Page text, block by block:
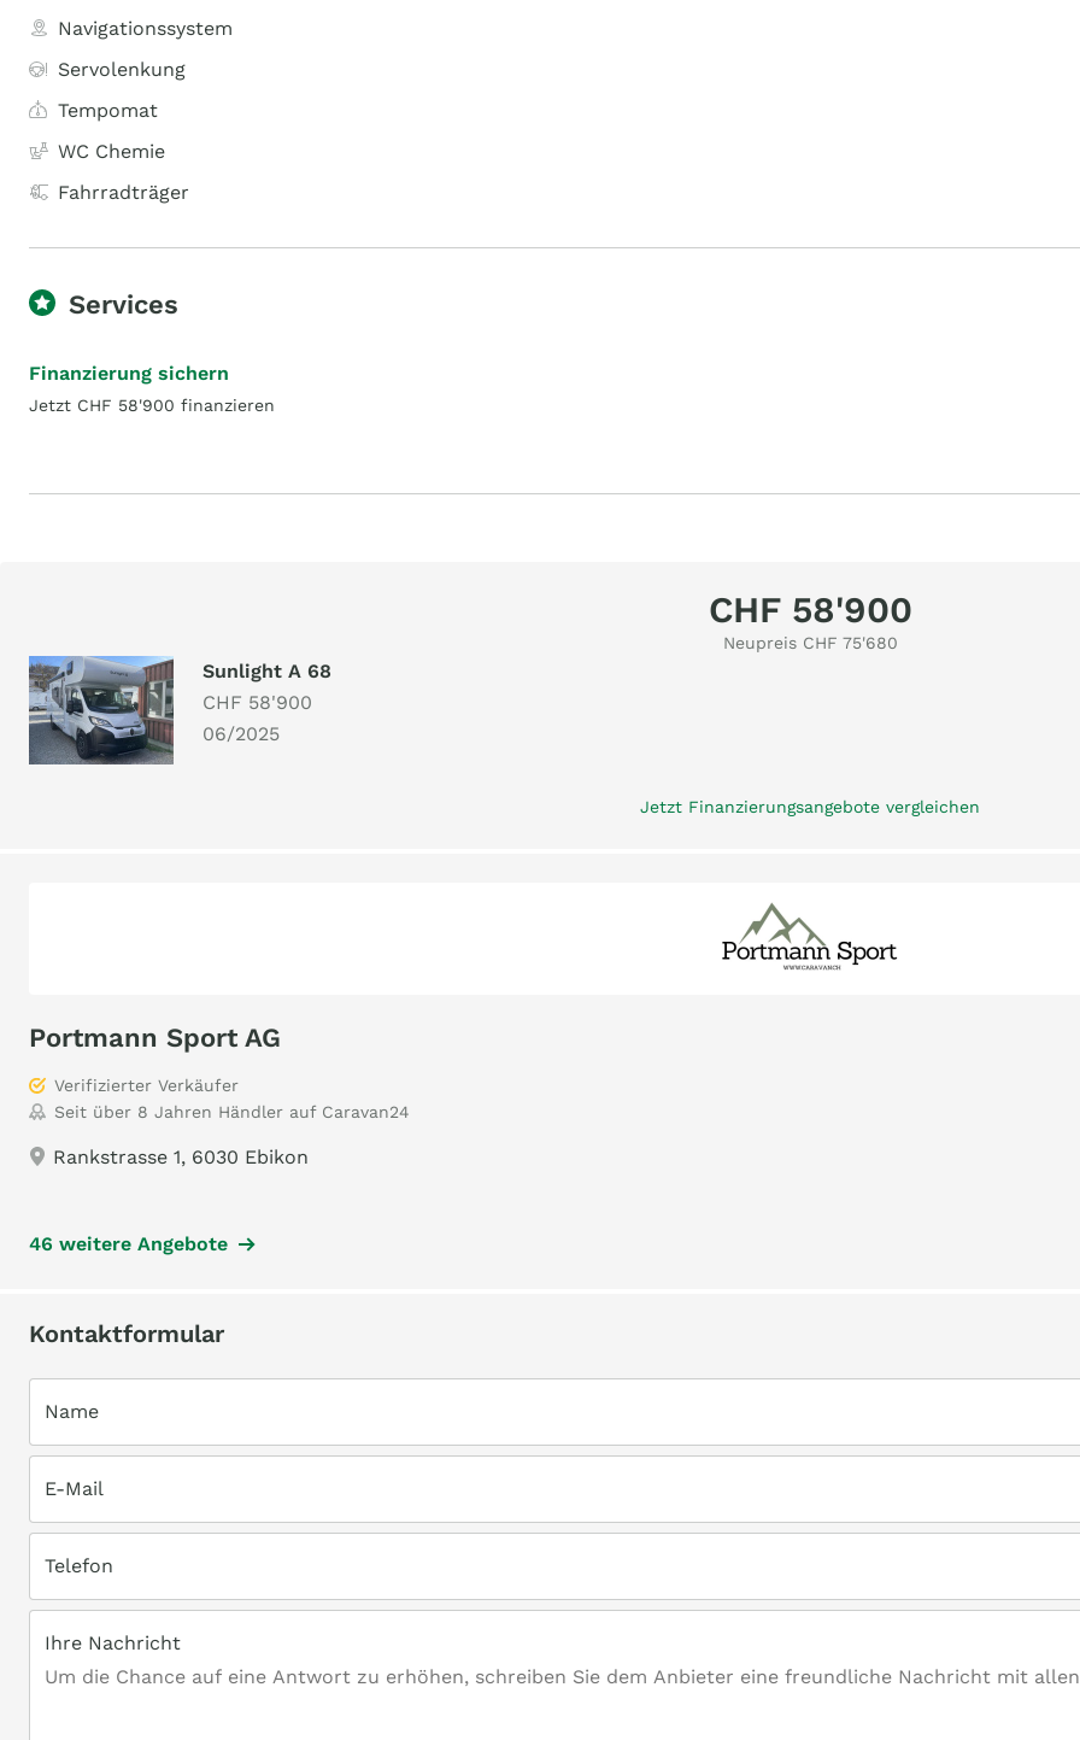
Navigationssystem
Servolenkung
Tempomat
WC Chemie
Fahrradträger
Services
Finanzierung sichern
Jetzt CHF 58'900 finanzieren
CHF 58'900
Neupreis CHF 75'680
Sunlight A 68
CHF 58'900
06/2025
Jetzt Finanzierungsangebote vergleichen
Portmann Sport AG
Verifizierter Verkäufer
Seit über 8 Jahren Händler auf Caravan24
Rankstrasse 1, 6030 Ebikon
46 weitere Angebote
Kontaktformular
Name
E-Mail
Telefon
Ihre Nachricht